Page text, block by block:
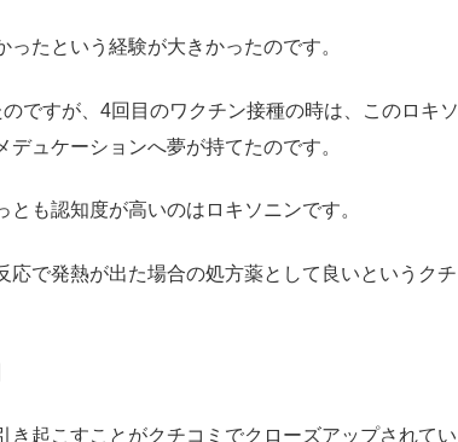
たという経験が大きかったのです。
ですが、4回目のワクチン接種の時は、このロキソ
ュケーションへ夢が持てたのです。
も認知度が高いのはロキソニンです。
応で発熱が出た場合の処方薬として良いというクチ
起こすことがクチコミでクローズアップされてい